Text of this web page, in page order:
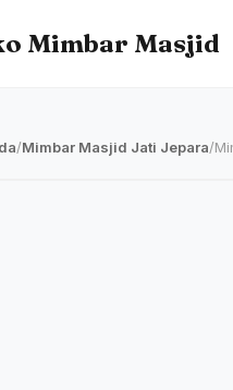
Mimbar Masjid
/Mimbar Masjid Jati Jepara/